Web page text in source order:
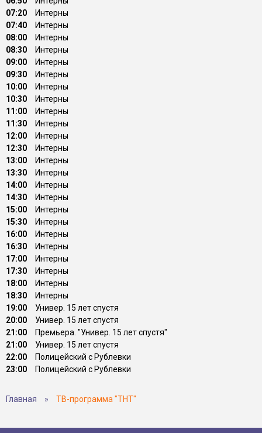
07:20
Интерны
07:40
Интерны
08:00
Интерны
08:30
Интерны
09:00
Интерны
09:30
Интерны
10:00
Интерны
10:30
Интерны
11:00
Интерны
11:30
Интерны
12:00
Интерны
12:30
Интерны
13:00
Интерны
13:30
Интерны
14:00
Интерны
14:30
Интерны
15:00
Интерны
15:30
Интерны
16:00
Интерны
16:30
Интерны
17:00
Интерны
17:30
Интерны
18:00
Интерны
18:30
Интерны
19:00
Универ. 15 лет спустя
20:00
Универ. 15 лет спустя
21:00
Премьера. "Универ. 15 лет спустя"
21:00
Универ. 15 лет спустя
22:00
Полицейский с Рублевки
23:00
Полицейский с Рублевки
Главная » ТВ-программа "ТНТ"